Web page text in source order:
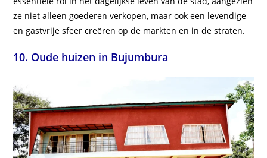
ze niet alleen goederen verkopen, maar ook een levendige
en gastvrije sfeer creëren op de markten en in de straten.
10. Oude huizen in Bujumbura